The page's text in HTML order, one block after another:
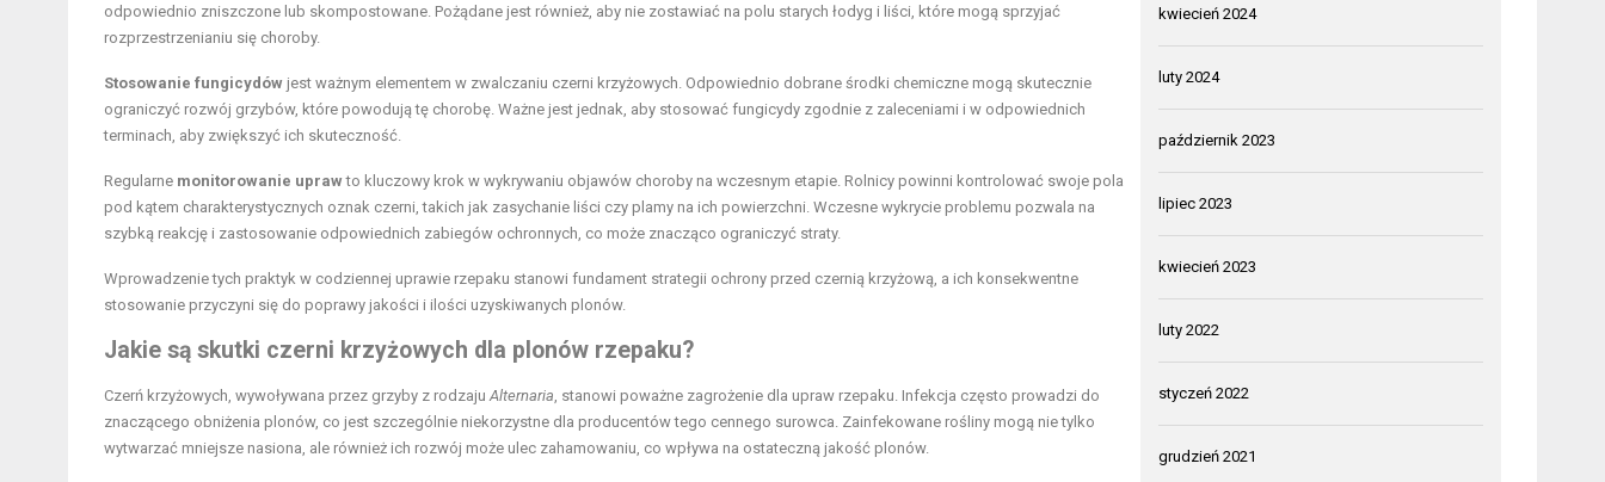
odpowiednio zniszczone lub skompostowane. Pożądane jest również, aby nie zostawiać na polu starych łodyg i liści, które mogą sprzyjać
rozprzestrzenianiu się choroby.
Stosowanie fungicydów jest ważnym elementem w zwalczaniu czerni krzyżowych. Odpowiednio dobrane środki chemiczne mogą skutecznie
ograniczyć rozwój grzybów, które powodują tę chorobę. Ważne jest jednak, aby stosować fungicydy zgodnie z zaleceniami i w odpowiednich
terminach, aby zwiększyć ich skuteczność.
Regularne monitorowanie uprawto kluczowy krok w wykrywaniu objawów choroby na wczesnym etapie. Rolnicy powinni kontrolować swoje pola
pod kątem charakterystycznych oznak czerni, takich jak zasychanie liści czy plamy na ich powierzchni. Wczesne wykrycie problemu pozwala na
szybką reakcję i zastosowanie odpowiednich zabiegów ochronnych, co może znacząco ograniczyć straty.
Wprowadzenie tych praktyk w codziennej uprawie rzepaku stanowi fundament strategii ochrony przed czernią krzyżową, a ich konsekwentne
stosowanie przyczyni się do poprawy jakości i ilości uzyskiwanych plonów.
Jakie są skutki czerni krzyżowych dla plonów rzepaku?
Czerń krzyżowych, wywoływana przez grzyby z rodzaju Alternaria , stanowi poważne zagrożenie dla upraw rzepaku. Infekcja często prowadzi do
znaczącego obniżenia plonów, co jest szczególnie niekorzystne dla producentów tego cennego surowca. Zainfekowane rośliny mogą nie tylko
wytwarzać mniejsze nasiona, ale również ich rozwój może ulec zahamowaniu, co wpływa na ostateczną jakość plonów.
kwiecień 2024
luty 2024
październik 2023
lipiec 2023
kwiecień 2023
luty 2022
styczeń 2022
grudzień 2021